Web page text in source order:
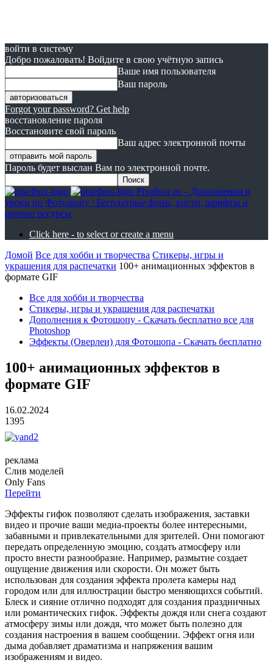
войти в систему
Добро пожаловать! Войдите в свою учётную запись
Ваше имя пользователя
Ваш пароль
Forgot your password? Get help
восстановление пароля
Восстановите свой пароль
Ваш адрес электронной почты
Пароль будет выслан Вам по электронной почте.
Pixelbox.ru – Дополнения и
уроки по Фотошопу | Бесплатные фоны, кисти, шрифты и
прочие ресурсы
Click here - to select or create a menu
Домой Все для хобби и творчества Стикеры, игры и
украшения для распечатки 100+ анимационных эффектов в
формате GIF
Все для хобби и творчества
Стикеры, игры и украшения для распечатки
Дополнения к Фотошопу - Скачать бесплатно все для
Photoshop
Эффекты (Оверлеи) для Фотошопа - Скачать бесплатно
100+ анимационных эффектов в
формате GIF
16.02.2024
1395
реклама
Слив моделей
Only Fans
Перейти
Эффекты гифок позволяют сделать изображения, заставки
видео и прочие ваши медиа-проекты более интересными,
забавными и привлекательными для зрителей. Они помогают
передать определенную эмоцию, создать атмосферу или
просто внести разнообразие. Например, размытие создает
ощущение движения или скорости. Он может быть
использован для создания эффекта пролета камеры над
городом или для иллюстрации быстро меняющихся событий.
Блеск и сияние отлично подходят для создания праздничных
или романтических гифок. Эффекты дождя или снега создают
атмосферу зимы или дождя, что может быть полезно для
создания настроения в вашем сообщении. Эффект огня или
дыма добавляет драматизма и напряжения вашим
изображениям и видео.